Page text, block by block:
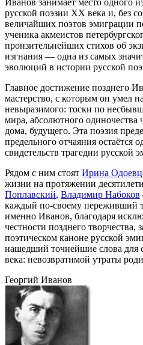
Иванов занимает место одного
русской поэзии XX века и, без
величайших поэтов эмиграции
ученика акмеистов
пронзительнейших стихов об
изгнания — одна из самых
эволюций в истории русской
Главное достижение позднего
мастерство, с которым он умел
невыразимого: тоски по
мира, абсолютного
дома, будущего. Эта поэзия
предельного отчаяния остаётся
свидетельств трагедии русской
Рядом с ним стоят Ирина
жизни на протяжении
Поплавский, Владимир Набоков
каждый по-своему переживший
именно Иванов, благодаря
честности позднего творчества,
поэтическом каноне русской
нашедший точнейшие слова для
века: невозвратимой утраты
Георгий Иванов